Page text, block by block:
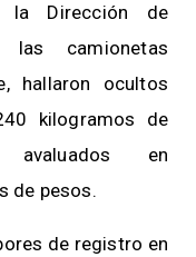
Dirección de
camionetas
hallaron ocultos
kilogramos de
en
de pesos.
de registro en